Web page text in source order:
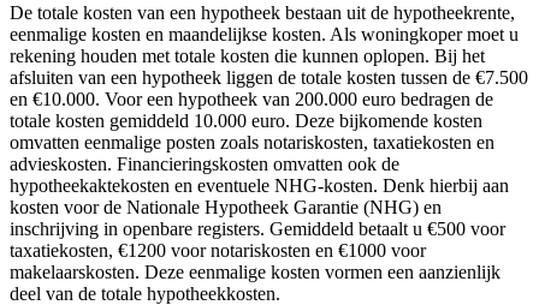
De totale kosten van een hypotheek bestaan uit de hypotheekrente,
eenmalige kosten en maandelijkse kosten. Als woningkoper moet u
rekening houden met totale kosten die kunnen oplopen. Bij het
afsluiten van een hypotheek liggen de totale kosten tussen de €7.500
en €10.000. Voor een hypotheek van 200.000 euro bedragen de
totale kosten gemiddeld 10.000 euro. Deze bijkomende kosten
omvatten eenmalige posten zoals notariskosten, taxatiekosten en
advieskosten. Financieringskosten omvatten ook de
hypotheekaktekosten en eventuele NHG-kosten. Denk hierbij aan
kosten voor de Nationale Hypotheek Garantie (NHG) en
inschrijving in openbare registers. Gemiddeld betaalt u €500 voor
taxatiekosten, €1200 voor notariskosten en €1000 voor
makelaarskosten. Deze eenmalige kosten vormen een aanzienlijk
deel van de totale hypotheekkosten.